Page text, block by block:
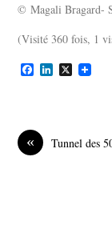
© Magali Bragard-
(Visité 360 fois, 1
F
o
o
k
L
I
X
« Tunnel des